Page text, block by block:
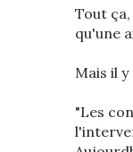
Tout
qu'une
Mais il y
"Les